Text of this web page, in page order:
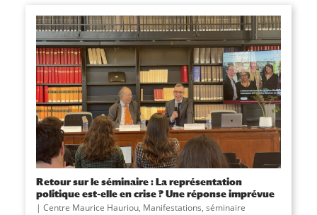
Retour sur le séminaire : La représentation
politique est-elle en crise ? Une réponse imprévue
Centre Maurice Hauriou, Manifestations, séminaire